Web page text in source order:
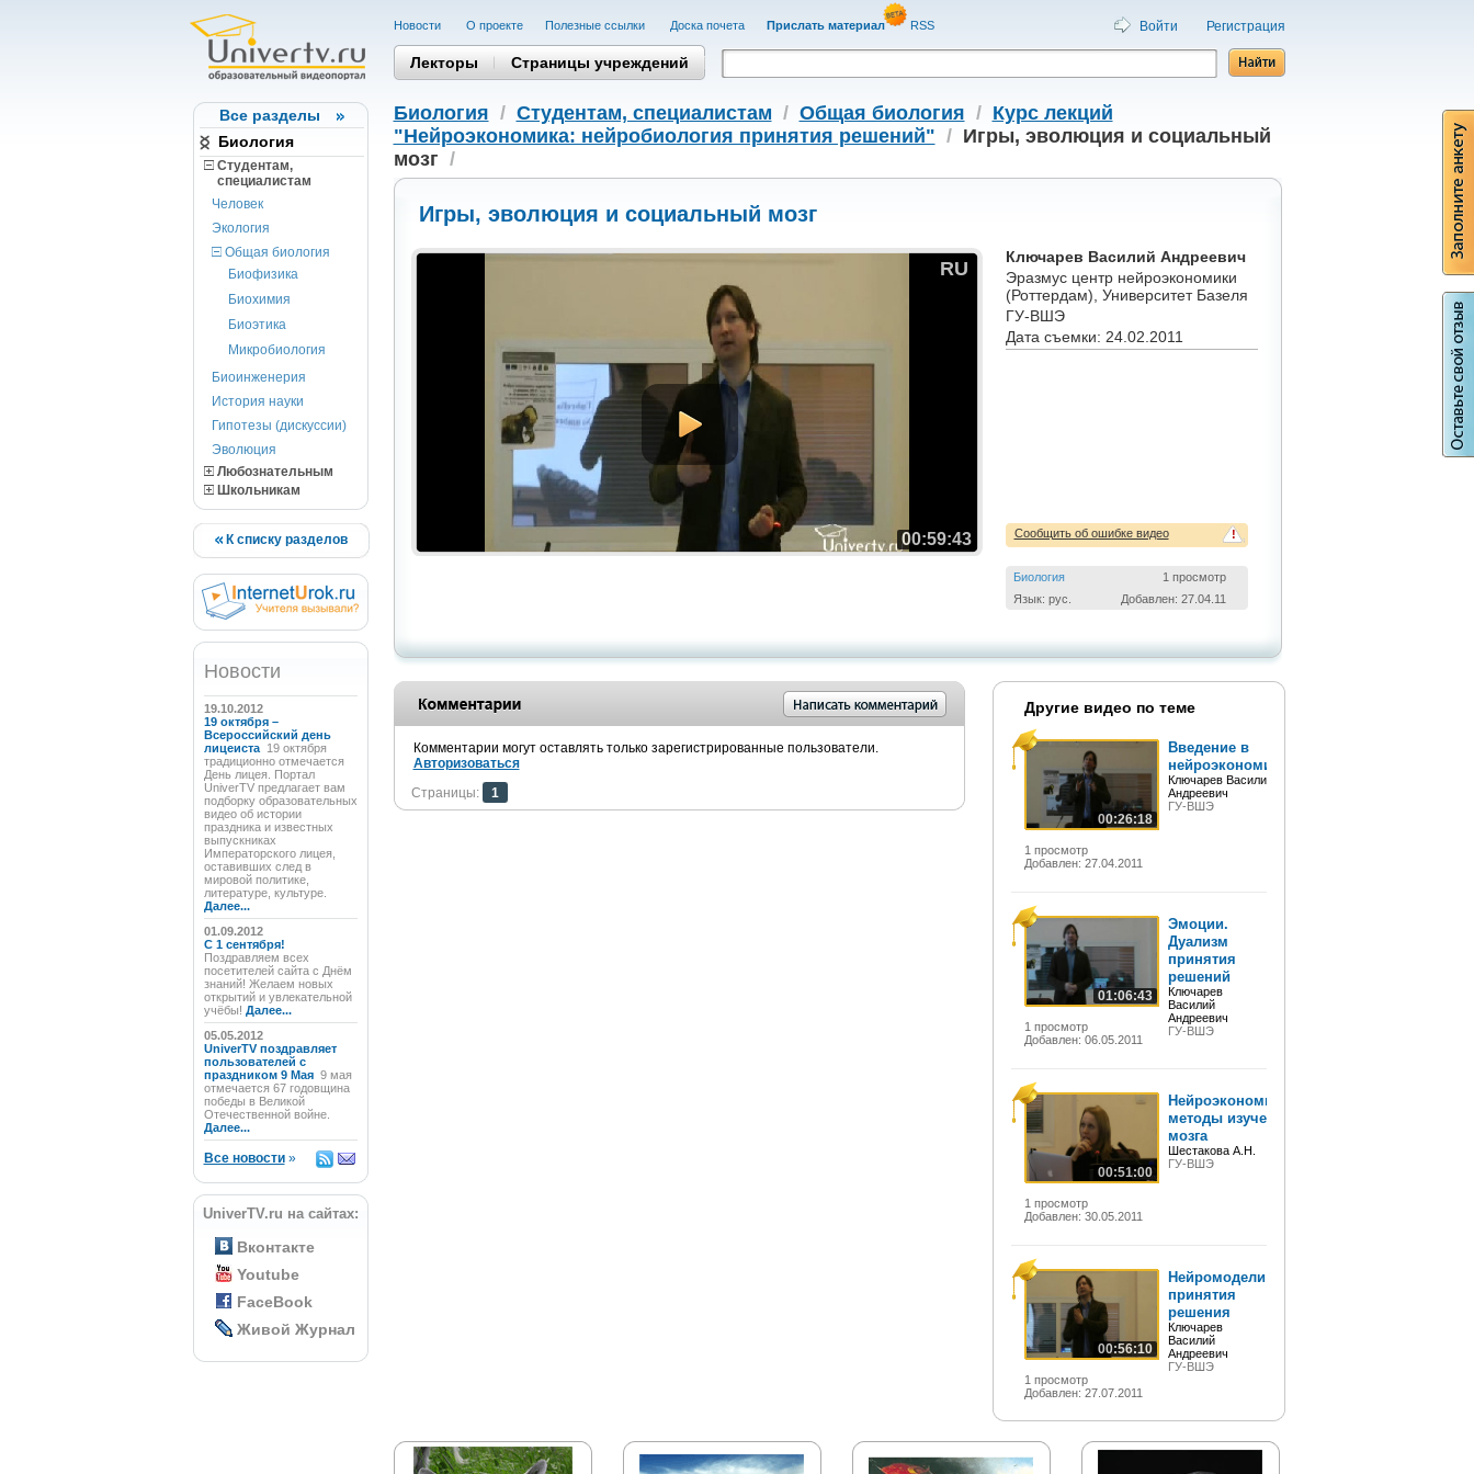
Все разделы
Биология
Студентам,
cпециалистам
Человек
Экология
Общая биология
Биофизика
Биохимия
Биоэтика
Микробиология
Биоинженерия
История науки
Гипотезы (дискуссии)
Эволюция
Любознательным
Школьникам
К списку разделов
Новости
19.10.2012
19 октября –
Всероссийский день
лицеиста 19 октября
традиционно отмечается
День лицея. Портал
UniverTV предлагает вам
подборку образовательных
видео об истории
праздника и известных
выпускниках
Императорского лицея,
оставивших след в
мировой политике,
литературе, культуре.
Далее...
01.09.2012
C 1 сентября!
Поздравляем всех
посетителей сайта с Днём
знаний! Желаем новых
открытий и увлекательной
учёбы! Далее...
05.05.2012
UniverTV поздравляет
пользователей с
праздником 9 Мая 9 мая
отмечается 67 годовщина
победы в Великой
Отечественной войне.
Далее...
Все новости»
UniverTV.ru на сайтах:
Вконтакте
Youtube
FaceBook
Живой Журнал
Новости О проекте Полезные cсылки Доска почета Прислать материал RSS Войти Регистрация
Лекторы Страницы учреждений
Биология / Студентам, cпециалистам / Общая биология / Курс лекций
"Нейроэкономика: нейробиология принятия решений" / Игры, эволюция и социальный
мозг /
Игры, эволюция и социальный мозг
RU
00:59:43
Ключарев Василий Андреевич
Эразмус центр нейроэкономики
(Роттердам), Университет Базеля
ГУ-ВШЭ
Дата съемки: 24.02.2011
!
Сообщить об ошибке видео
Биология
1 просмотр
Язык: рус.
Добавлен: 27.04.11
Комментарии могут оставлять только зарегистрированные пользователи.
Авторизоваться
Страницы:
1
Другие видео по теме
00:26:18
1 просмотр
Добавлен: 27.04.2011
Введение в
нейроэкономику
Ключарев Василий
Андреевич
ГУ-ВШЭ
01:06:43
1 просмотр
Добавлен: 06.05.2011
Эмоции.
Дуализм
принятия
решений
Ключарев
Василий
Андреевич
ГУ-ВШЭ
00:51:00
1 просмотр
Добавлен: 30.05.2011
Нейроэкономические
методы изучения
мозга
Шестакова А.Н.
ГУ-ВШЭ
00:56:10
1 просмотр
Добавлен: 27.07.2011
Нейромодели
принятия
решения
Ключарев
Василий
Андреевич
ГУ-ВШЭ